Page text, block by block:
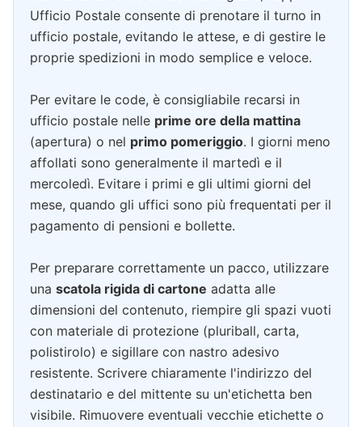
Ufficio Postale consente di prenotare il turno in
ufficio postale, evitando le attese, e di gestire le
proprie spedizioni in modo semplice e veloce.
Per evitare le code, è consigliabile recarsi in
ufficio postale nelle prime ore della mattina
(apertura) o nel primo pomeriggio. I giorni meno
affollati sono generalmente il martedì e il
mercoledì. Evitare i primi e gli ultimi giorni del
mese, quando gli uffici sono più frequentati per il
pagamento di pensioni e bollette.
Per preparare correttamente un pacco, utilizzare
una scatola rigida di cartone adatta alle
dimensioni del contenuto, riempire gli spazi vuoti
con materiale di protezione (pluriball, carta,
polistirolo) e sigillare con nastro adesivo
resistente. Scrivere chiaramente l'indirizzo del
destinatario e del mittente su un'etichetta ben
visibile. Rimuovere eventuali vecchie etichette o